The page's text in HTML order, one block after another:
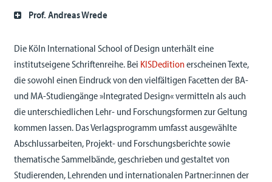
Prof. Andreas Wrede
Die Köln International School of Design unterhält eine
institutseigene Schriftenreihe. Bei KISDeditionerscheinen Texte,
die sowohl einen Eindruck von den vielfältigen Facetten der BA-
und MA-Studiengänge »Integrated Design« vermitteln als auch
die unterschiedlichen Lehr- und Forschungsformen zur Geltung
kommen lassen. Das Verlagsprogramm umfasst ausgewählte
Abschlussarbeiten, Projekt- und Forschungsberichte sowie
thematische Sammelbände, geschrieben und gestaltet von
Studierenden, Lehrenden und internationalen Partner:innen der